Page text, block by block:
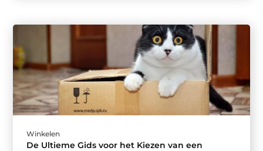
Winkelen
De Ultieme Gids voor het Kiezen van een